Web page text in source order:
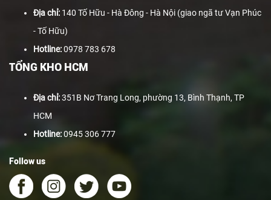
Địa chỉ: 140 Tố Hữu - Hà Đông - Hà Nội (giao ngã tư Vạn Phúc
- Tố Hữu)
Hotline:0978 783 678
TỔNG KHO HCM
Địa chỉ:351B Nơ Trang Long, phường 13, Bình Thạnh, TP
HCM
Hotline:0945 306 777
Follow us